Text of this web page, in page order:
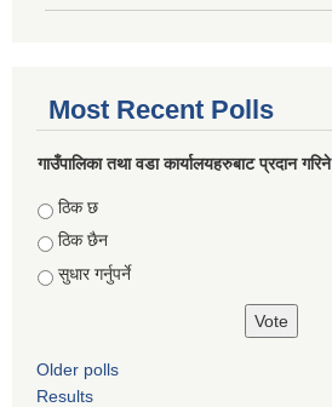
Most Recent Polls
गाउँपालिका तथा वडा कार्यालयहरुबाट प्रदान
Choices
ठिक छ
ठिक छैन
सुधार गर्नुपर्ने
Older polls
Results